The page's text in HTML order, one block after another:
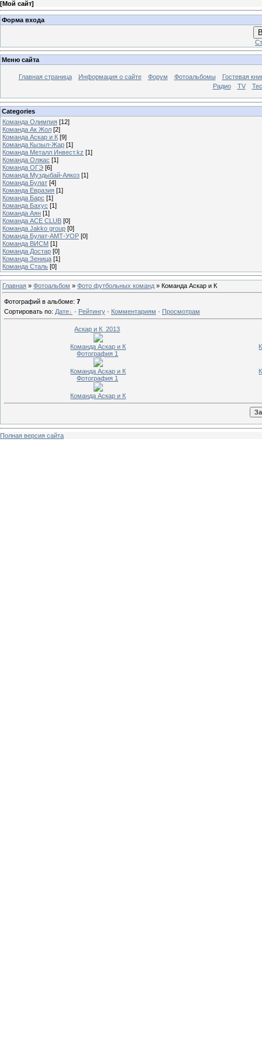
[Мой сайт]
Форма входа
Меню сайта
Главная страница Информация о сайте Форум Фотоальбомы
Гостевая
Радио
TV
Categories
Команда Олимпия [12]
Команда Ак Жол [2]
Команда Аскар и К [9]
Команда Кызыл-Жар [1]
Команда Металл Инвест.kz [1]
Команда Олжас [1]
Команда ОГЭ [6]
Команда Муздыбай-Аякоз [1]
Команда Булат [4]
Команда Евразия [1]
Команда Барс [1]
Команда Бахус [1]
Команда Аян [1]
Команда ACE CLUB [0]
Команда Jakko group [0]
Команда Булат-АМТ-УОР [0]
Команда ВИСМ [1]
Команда Достар [0]
Команда Зеница [1]
Команда Сталь [0]
Главная » Фотоальбом » Фото футбольных команд » Команда Аскар и К
Фотографий в альбоме: 7
Сортировать по: Дате · Рейтингу · Комментариям · Просмотрам
Аскар и К_2013
Команда Аскар и К
Фотография 1
Команда Аскар и К
Фотография 1
Команда Аскар и К
Полная версия сайта